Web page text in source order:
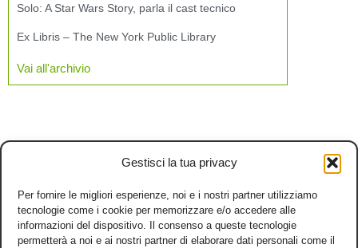
Gestisci la tua privacy
Per fornire le migliori esperienze, noi e i nostri partner utilizziamo
tecnologie come i cookie per memorizzare e/o accedere alle
informazioni del dispositivo. Il consenso a queste tecnologie
permetterà a noi e ai nostri partner di elaborare dati personali come il
Solo: A Star Wars Story, parla il cast tecnico
Ex Libris – The New York Public Library
Vai all'archivio